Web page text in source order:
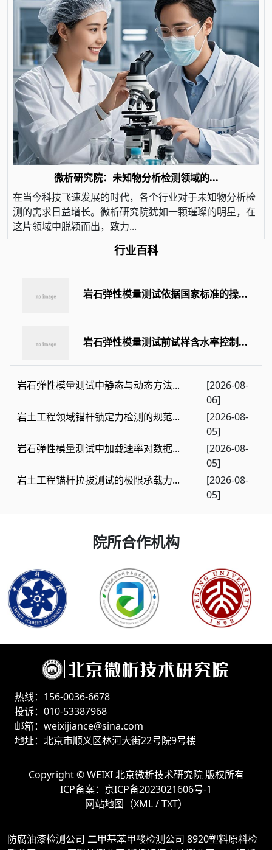
微析研究院：未知物分析检测领域的...
在当今科技飞速发展的时代，各个行业对于未知物分析检
测的需求日益增长。微析研究院犹如一颗璀璨的明星，在
这片领域中脱颖而出，致力...
行业百科
岩石弹性模量测试依据国家标准的操...
岩石弹性模量测试前试样含水率控制...
岩石弹性模量测试中静态与动态方法...
[2026-08-
06]
岩土工程领域锚杆锁定力检测的规范...
[2026-08-
05]
岩石弹性模量测试中加载速率对数据...
[2026-08-
05]
岩土工程锚杆拉拔测试的极限承载力...
[2026-08-
05]
院所合作机构
热线：156-0036-6678
投诉：010-53387968
邮箱：weixijiance@sina.com
地址：北京市顺义区林河大街22号院9号楼
Copyright ©WEIXI 北京微析技术研究院版权所有
ICP备案： 京ICP备2023021606号-1
网站地图（XML/TXT）
防腐油漆检测公司 二甲基苯甲酸检测公司 8920塑料原料检